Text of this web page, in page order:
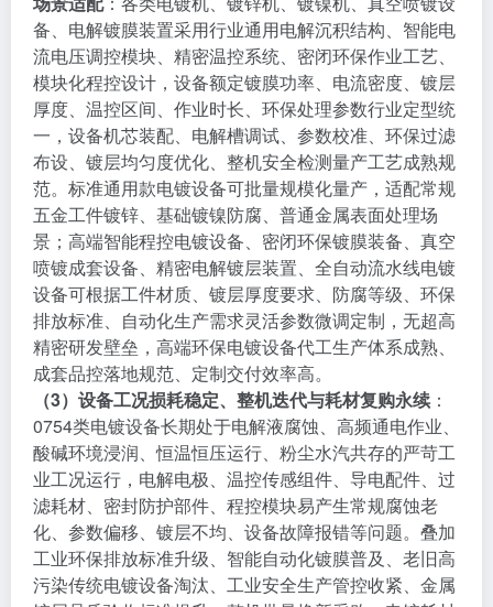
备、电解镀膜装置采用行业通用电解沉积结构、智能电
流电压调控模块、精密温控系统、密闭环保作业工艺、
模块化程控设计，设备额定镀膜功率、电流密度、镀层
厚度、温控区间、作业时长、环保处理参数行业定型统
一，设备机芯装配、电解槽调试、参数校准、环保过滤
布设、镀层均匀度优化、整机安全检测量产工艺成熟规
范。标准通用款电镀设备可批量规模化量产，适配常规
五金工件镀锌、基础镀镍防腐、普通金属表面处理场
景；高端智能程控电镀设备、密闭环保镀膜装备、真空
喷镀成套设备、精密电解镀层装置、全自动流水线电镀
设备可根据工件材质、镀层厚度要求、防腐等级、环保
排放标准、自动化生产需求灵活参数微调定制，无超高
精密研发壁垒，高端环保电镀设备代工生产体系成熟、
成套品控落地规范、定制交付效率高。
（3）设备工况损耗稳定、整机迭代与耗材复购永续 ：
0754类电镀设备长期处于电解液腐蚀、高频通电作业、
酸碱环境浸润、恒温恒压运行、粉尘水汽共存的严苛工
业工况运行，电解电极、温控传感组件、导电配件、过
滤耗材、密封防护部件、程控模块易产生常规腐蚀老
化、参数偏移、镀层不均、设备故障报错等问题。叠加
工业环保排放标准升级、智能自动化镀膜普及、老旧高
污染传统电镀设备淘汰、工业安全生产管控收紧、金属